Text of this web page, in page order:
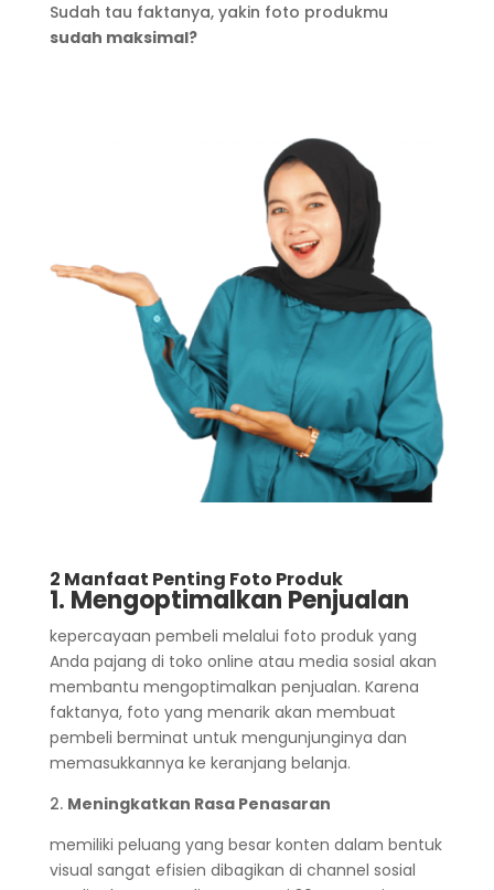
Sudah tau faktanya, yakin foto produkmu
sudah maksimal?
2 Manfaat Penting Foto Produk
1. Mengoptimalkan Penjualan
kepercayaan pembeli melalui foto produk yang
Anda pajang di toko online atau media sosial akan
membantu mengoptimalkan penjualan. Karena
faktanya, foto yang menarik akan membuat
pembeli berminat untuk mengunjunginya dan
memasukkannya ke keranjang belanja.
2. Meningkatkan Rasa Penasaran
memiliki peluang yang besar konten dalam bentuk
visual sangat efisien dibagikan di channel sosial